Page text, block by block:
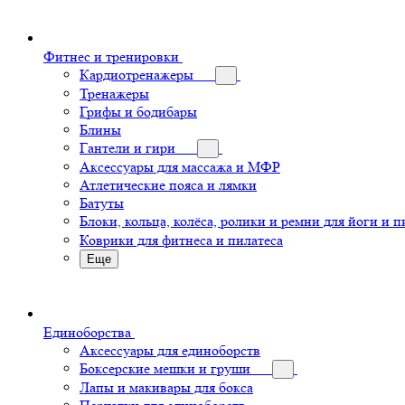
Фитнес и тренировки
Кардиотренажеры
Тренажеры
Грифы и бодибары
Блины
Гантели и гири
Аксессуары для массажа и МФР
Атлетические пояса и лямки
Батуты
Блоки, кольца, колёса, ролики и ремни для йоги и
Коврики для фитнеса и пилатеса
Еще
Единоборства
Аксессуары для единоборств
Боксерские мешки и груши
Лапы и макивары для бокса